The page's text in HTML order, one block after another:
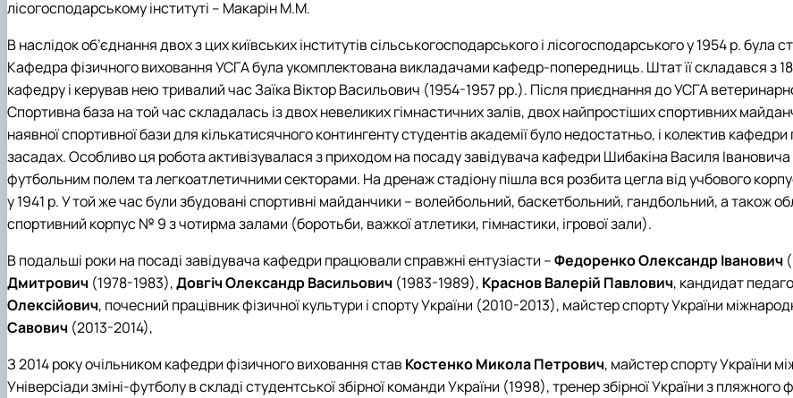
лісогосподарському інституті – Макарін М.М.
В наслідок об’єднання двох з цих київських інститутів сільськогосподарського і лісогосподарського у 1954 р.
Кафедра фізичного виховання УСГА була укомплектована викладачами кафедр-попередниць. Штат її складався з
кафедру і керував нею тривалий час Заїка Віктор Васильович (1954-1957 рр.). Після приєднання до УСГА
Спортивна база на той час складалась із двох невеликих гімнастичних залів, двох найпростіших спортивних
наявної спортивної бази для кількатисячного контингенту студентів академії було недостатньо, і колектив
засадах. Особливо ця робота активізувалася з приходом на посаду завідувача кафедри Шибакіна Василя
футбольним полем та легкоатлетичними секторами. На дренаж стадіону пішла вся розбита цегла від учбового
у 1941 р. У той же час були збудовані спортивні майданчики – волейбольний, баскетбольний, гандбольний, а також
спортивний корпус № 9 з чотирма залами (боротьби, важкої атлетики, гімнастики, ігрової зали).
В подальші роки на посаді завідувача кафедри працювали справжні ентузіасти –Федоренко Олександр Іванович
Дмитрович (1978-1983),Довгіч Олександр Васильович (1983-1989), Краснов Валерій Павлович, кандидат
Олексійович, почесний працівник фізичної культури і спорту України (2010-2013), майстер спорту України
Савович (2013-2014),
З 2014 року очільником кафедри фізичного виховання став Костенко Микола Петрович, майстер спорту України
Універсіади зміні-футболу в складі студентської збірної команди України (1998), тренер збірної України з пляжного